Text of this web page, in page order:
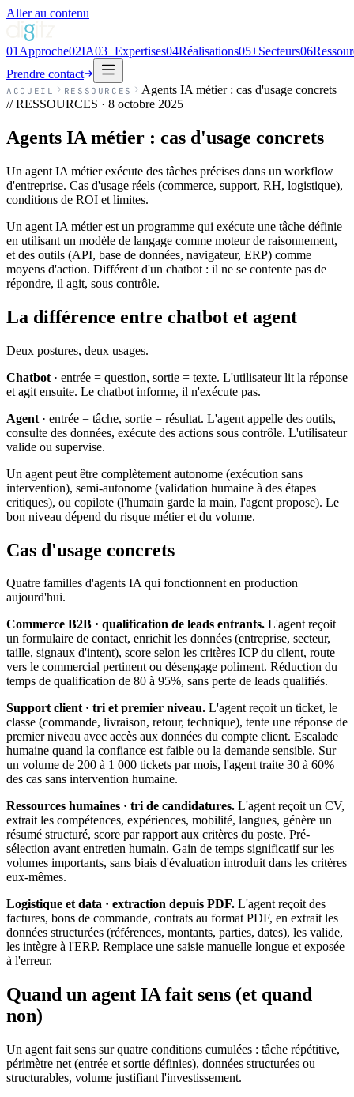
Aller au contenu
01 Approche02IA03+Expertises04Réalisations05+Secteurs06
Prendre contact
ACCUEIL RESSOURCES
Agents IA métier : cas d'usage concrets
// RESSOURCES · 8 octobre 2025
Agents IA métier : cas d'usage concrets
Un agent IA métier exécute des tâches précises dans un workflow
d'entreprise. Cas d'usage réels (commerce, support, RH, logistique),
conditions de ROI et limites.
Un agent IA métier est un programme qui exécute une tâche définie
en utilisant un modèle de langage comme moteur de raisonnement,
et des outils (API, base de données, navigateur, ERP) comme
moyens d'action. Différent d'un chatbot : il ne se contente pas de
répondre, il agit, sous contrôle.
La différence entre chatbot et agent
Deux postures, deux usages.
Chatbot · entrée = question, sortie = texte. L'utilisateur lit la réponse
et agit ensuite. Le chatbot informe, il n'exécute pas.
Agent · entrée = tâche, sortie = résultat. L'agent appelle des outils,
consulte des données, exécute des actions sous contrôle. L'utilisateur
valide ou supervise.
Un agent peut être complètement autonome (exécution sans
intervention), semi-autonome (validation humaine à des étapes
critiques), ou copilote (l'humain garde la main, l'agent propose). Le
bon niveau dépend du risque métier et du volume.
Cas d'usage concrets
Quatre familles d'agents IA qui fonctionnent en production
aujourd'hui.
Commerce B2B · qualification de leads entrants. L'agent reçoit
un formulaire de contact, enrichit les données (entreprise, secteur,
taille, signaux d'intent), score selon les critères ICP du client, route
vers le commercial pertinent ou désengage poliment. Réduction du
temps de qualification de 80 à 95%, sans perte de leads qualifiés.
Support client · tri et premier niveau. L'agent reçoit un ticket, le
classe (commande, livraison, retour, technique), tente une réponse de
premier niveau avec accès aux données du compte client. Escalade
humaine quand la confiance est faible ou la demande sensible. Sur
un volume de 200 à 1 000 tickets par mois, l'agent traite 30 à 60%
des cas sans intervention humaine.
Ressources humaines · tri de candidatures. L'agent reçoit un CV,
extrait les compétences, expériences, mobilité, langues, génère un
résumé structuré, score par rapport aux critères du poste. Pré-
sélection avant entretien humain. Gain de temps significatif sur les
volumes importants, sans biais d'évaluation introduit dans les critères
eux-mêmes.
Logistique et data · extraction depuis PDF. L'agent reçoit des
factures, bons de commande, contrats au format PDF, en extrait les
données structurées (références, montants, parties, dates), les valide,
les intègre à l'ERP. Remplace une saisie manuelle longue et exposée
à l'erreur.
Quand un agent IA fait sens (et quand
non)
Un agent fait sens sur quatre conditions cumulées : tâche répétitive,
périmètre net (entrée et sortie définies), données structurées ou
structurables, volume justifiant l'investissement.